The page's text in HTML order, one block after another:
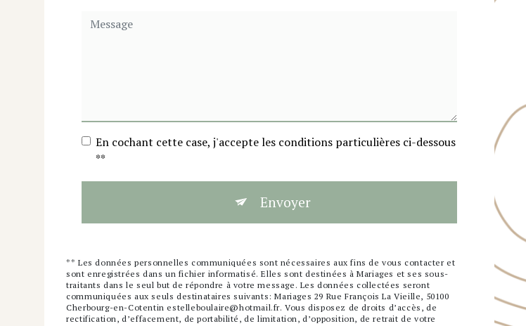
En cochant cette case, j'accepte les conditions particulières ci-dessous
**
Envoyer
** Les données personnelles communiquées sont nécessaires aux fins de vous contacter et
sont enregistrées dans un fichier informatisé. Elles sont destinées à Mariages et ses sous-
traitants dans le seul but de répondre à votre message. Les données collectées seront
communiquées aux seuls destinataires suivants: Mariages 29 Rue François La Vieille, 50100
Cherbourg-en-Cotentin estelleboulaire@hotmail.fr. Vous disposez de droits d’accès, de
rectification, d’effacement, de portabilité, de limitation, d’opposition, de retrait de votre